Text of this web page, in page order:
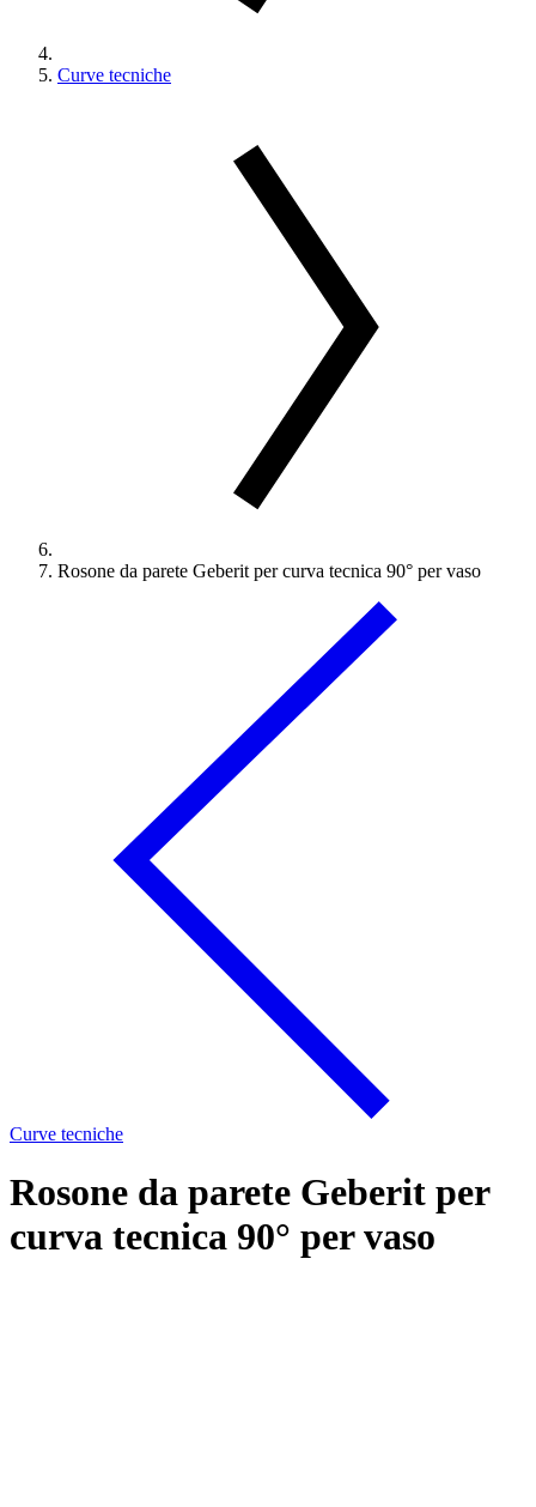
Curve tecniche
Rosone da parete Geberit per curva tecnica 90° per vaso
Curve tecniche
Rosone da parete Geberit per
curva tecnica 90° per vaso